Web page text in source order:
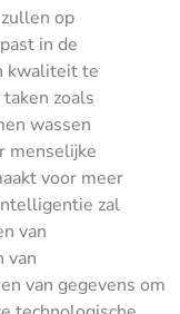
op
in de
kwaliteit te
zoals
wassen
menselijke
voor meer
zal
van
van
van gegevens om